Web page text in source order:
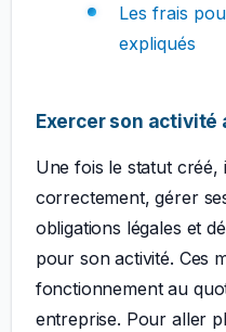
Les frais
expliqués
Exercer son activité
Une fois le statut
correctement, gérer
obligations légales et
pour son activité. Ces
fonctionnement au
entreprise. Pour aller